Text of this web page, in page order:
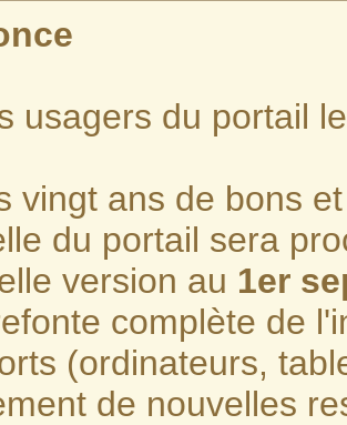
usagers du portail
vingt ans de bons
du portail sera
version au 1er
complète de
(ordinateurs,
de nouvelles